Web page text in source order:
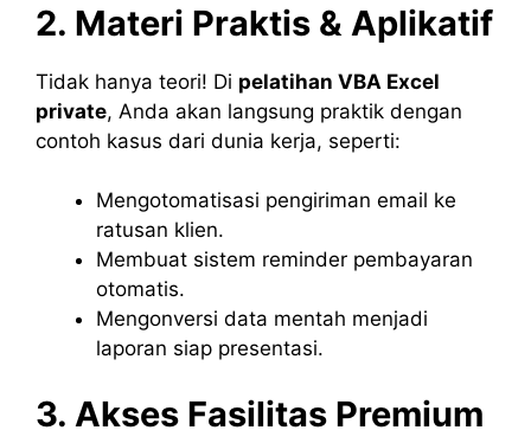
2. Materi Praktis & Aplikatif
Tidak hanya teori! Di pelatihan VBA Excel
private, Anda akan langsung praktik dengan
contoh kasus dari dunia kerja, seperti:
Mengotomatisasi pengiriman email ke
ratusan klien.
Membuat sistem reminder pembayaran
otomatis.
Mengonversi data mentah menjadi
laporan siap presentasi.
3. Akses Fasilitas Premium